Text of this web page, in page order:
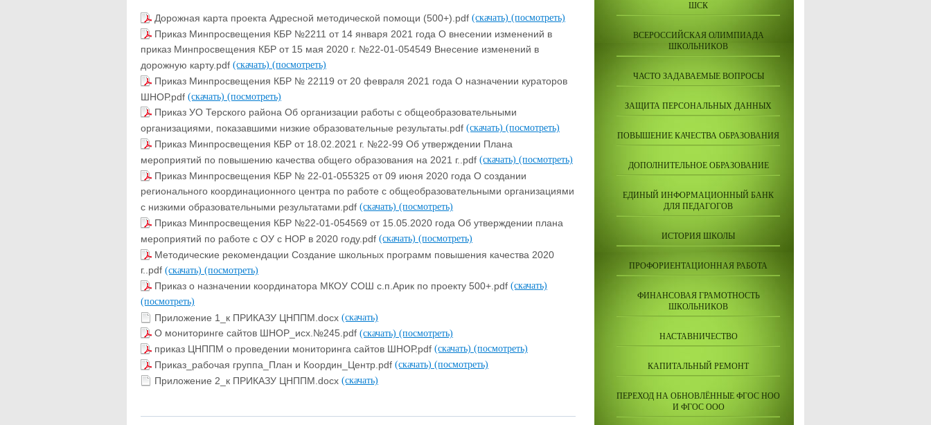
Дорожная карта проекта Адресной методической помощи (500+).pdf (скачать) (посмотреть)
Приказ Минпросвещения КБР №2211 от 14 января 2021 года О внесении изменений в
приказ Минпросвещения КБР от 15 мая 2020 г. №22-01-054549 Внесение изменений в
дорожную карту.pdf (скачать) (посмотреть)
Приказ Минпросвещения КБР № 22119 от 20 февраля 2021 года О назначении кураторов
ШНОР.pdf (скачать) (посмотреть)
Приказ УО Терского района Об организации работы с общеобразовательными
организациями, показавшими низкие образовательные результаты.pdf (скачать) (посмотреть)
Приказ Минпросвещения КБР от 18.02.2021 г. №22-99 Об утверждении Плана
мероприятий по повышению качества общего образования на 2021 г..pdf (скачать) (посмотреть)
Приказ Минпросвещения КБР № 22-01-055325 от 09 июня 2020 года О создании
регионального координационного центра по работе с общеобразовательными организациями
с низкими образовательными результатами.pdf (скачать) (посмотреть)
Приказ Минпросвещения КБР №22-01-054569 от 15.05.2020 года Об утверждении плана
мероприятий по работе с ОУ с НОР в 2020 году.pdf (скачать) (посмотреть)
Методические рекомендации Создание школьных программ повышения качества 2020
г..pdf (скачать) (посмотреть)
Приказ о назначении координатора МКОУ СОШ с.п.Арик по проекту 500+.pdf (скачать)
(посмотреть)
Приложение 1_к ПРИКАЗУ ЦНППМ.docx (скачать)
О мониторинге сайтов ШНОР_исх.№245.pdf (скачать) (посмотреть)
приказ ЦНППМ о проведении мониторинга сайтов ШНОР.pdf (скачать) (посмотреть)
Приказ_рабочая группа_План и Координ_Центр.pdf (скачать) (посмотреть)
Приложение 2_к ПРИКАЗУ ЦНППМ.docx (скачать)
ШСК
ВСЕРОССИЙСКАЯ ОЛИМПИАДА
ШКОЛЬНИКОВ
ЧАСТО ЗАДАВАЕМЫЕ ВОПРОСЫ
ЗАЩИТА ПЕРСОНАЛЬНЫХ ДАННЫХ
ПОВЫШЕНИЕ КАЧЕСТВА ОБРАЗОВАНИЯ
ДОПОЛНИТЕЛЬНОЕ ОБРАЗОВАНИЕ
ЕДИНЫЙ ИНФОРМАЦИОННЫЙ БАНК
ДЛЯ ПЕДАГОГОВ
ИСТОРИЯ ШКОЛЫ
ПРОФОРИЕНТАЦИОННАЯ РАБОТА
ФИНАНСОВАЯ ГРАМОТНОСТЬ
ШКОЛЬНИКОВ
НАСТАВНИЧЕСТВО
КАПИТАЛЬНЫЙ РЕМОНТ
ПЕРЕХОД НА ОБНОВЛЁННЫЕ ФГОС НОО
И ФГОС ООО